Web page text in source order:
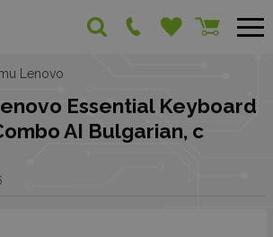
Lenovo
Essential Keyboard
AI Bulgarian, с